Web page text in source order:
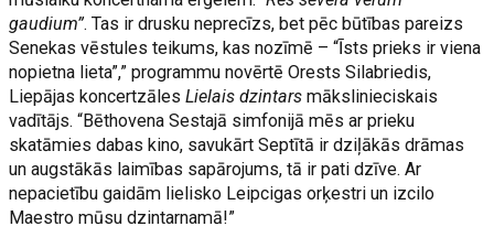
gaudium”. Tas ir drusku neprecīzs, bet pēc būtības pareizs
Senekas vēstules teikums, kas nozīmē – “Īsts prieks ir viena
nopietna lieta”,” programmu novērtē Orests Silabriedis,
Liepājas koncertzālesLielais dzintarsmākslinieciskais
vadītājs. “Bēthovena Sestajā simfonijā mēs ar prieku
skatāmies dabas kino, savukārt Septītā ir dziļākās drāmas
un augstākās laimības sapārojums, tā ir pati dzīve. Ar
nepacietību gaidām lielisko Leipcigas orķestri un izcilo
Maestro mūsu dzintarnamā!”